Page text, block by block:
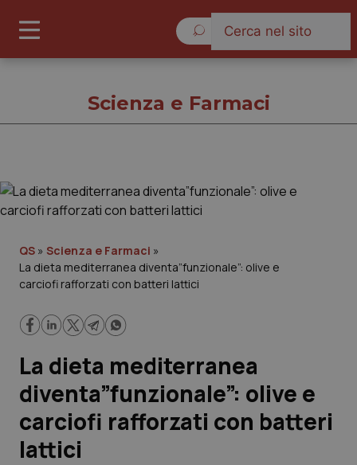
Governo e Parlamento
Regioni e Asl
Lavoro e Professioni
Scienza e Farmaci
Studi e Analisi
Scienza e Farmaci
QS » Scienza e Farmaci »
La dieta mediterranea diventa”funzionale”: olive e
carciofi rafforzati con batteri lattici
La dieta mediterranea
diventa”funzionale”: olive e
carciofi rafforzati con batteri
lattici